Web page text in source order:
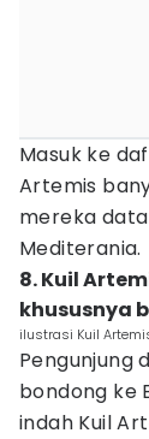
Masuk ke
Artemis
mereka
Mediterania.
8. Kuil
khususnya
ilustrasi Kuil
Pengunjung
bondong ke
indah Kuil